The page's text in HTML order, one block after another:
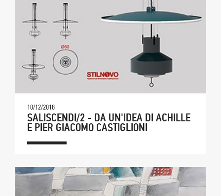
10/12/2018
SALISCENDI/2 - DA UN'IDEA DI ACHILLE
E PIER GIACOMO CASTIGLIONI